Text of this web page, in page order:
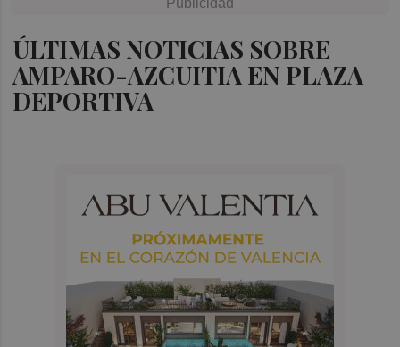
ÚLTIMAS NOTICIAS SOBRE
AMPARO-AZCUITIA EN PLAZA
DEPORTIVA